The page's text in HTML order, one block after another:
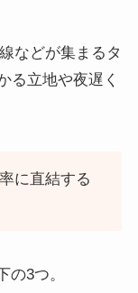
などが集まるタ
る立地や夜遅く
に直結する
3つ。